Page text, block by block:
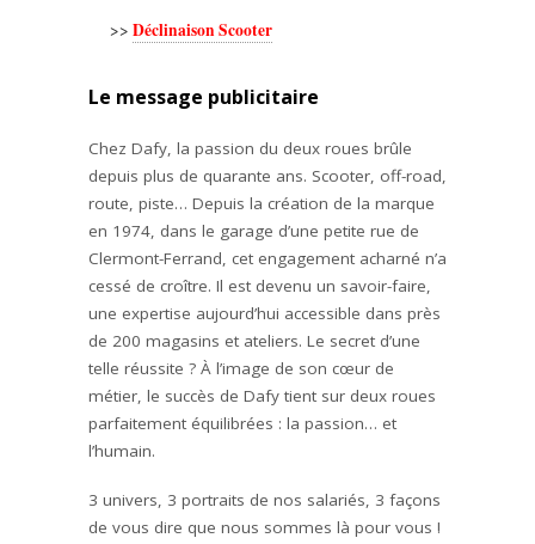
>> Déclinaison Scooter
Le message publicitaire
Chez Dafy, la passion du deux roues brûle
depuis plus de quarante ans. Scooter, off-road,
route, piste… Depuis la création de la marque
en 1974, dans le garage d’une petite rue de
Clermont-Ferrand, cet engagement acharné n’a
cessé de croître. Il est devenu un savoir-faire,
une expertise aujourd’hui accessible dans près
de 200 magasins et ateliers. Le secret d’une
telle réussite ? À l’image de son cœur de
métier, le succès de Dafy tient sur deux roues
parfaitement équilibrées : la passion… et
l’humain.
3 univers, 3 portraits de nos salariés, 3 façons
de vous dire que nous sommes là pour vous !